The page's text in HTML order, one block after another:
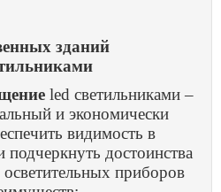
зданий
led светильниками –
и экономически
видимость в
подчеркнуть достоинства
приборов